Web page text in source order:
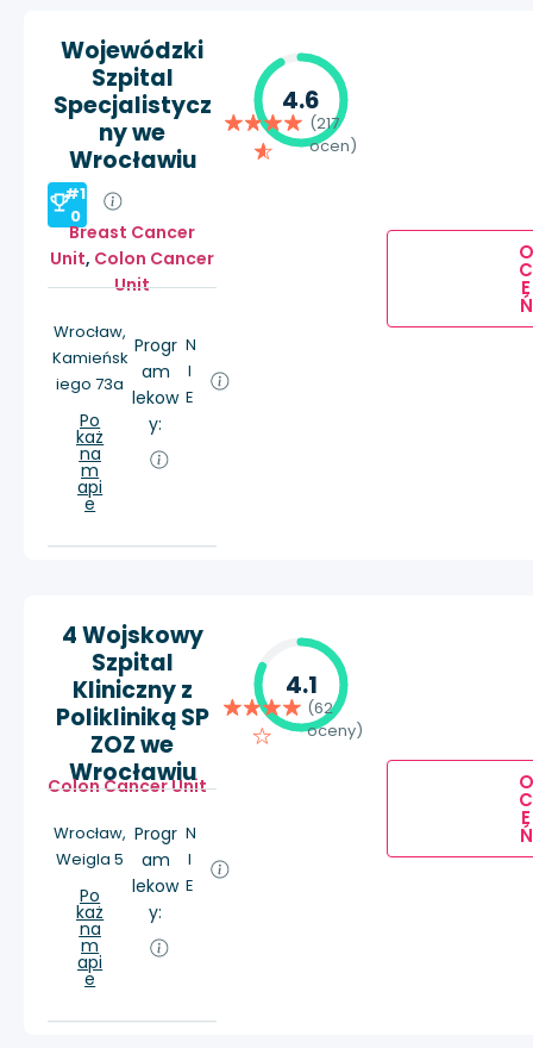
Wojewódzki
Szpital
Specjalistycz
ny we
Wrocławiu
#1
0
Breast Cancer
Unit, Colon Cancer
Unit
Wrocław,
Kamieńsk
iego 73a
Po
każ
na
m
api
e
Progr
am
lekow
y:
N
I
E
4.6
(217
ocen)
O
C
E
Ń
4 Wojskowy
Szpital
Kliniczny z
Polikliniką SP
ZOZ we
Wrocławiu
Colon Cancer Unit
Wrocław,
Weigla 5
Po
każ
na
m
api
e
Progr
am
lekow
y:
N
I
E
4.1
(62
oceny)
O
C
E
Ń